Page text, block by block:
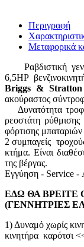
Περιγραφή
Μεταφορικά
Ραβδιστική
6,5HP
Briggs &
ακούραστος
Δυνατότητα
ρεοστάτη
φόρτισης
2 συμπαγείς
κτήμα. Είναι
της βέργας.
Εγγύηση - Service -
ΕΔΩ ΘΑ ΒΡΕΙΤΕ
(ΓΕΝΝΗΤΡΙΕΣ
1) Δυναμό χωρίς
κινητήρα καρότσι